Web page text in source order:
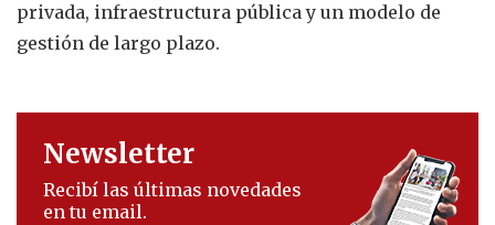
privada, infraestructura pública y un modelo de
gestión de largo plazo.
Newsletter
Recibí las últimas novedades
en tu email.